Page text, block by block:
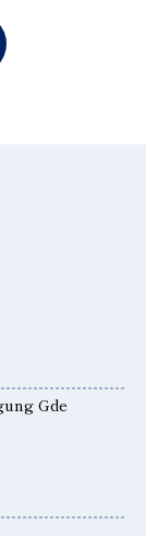
Gde